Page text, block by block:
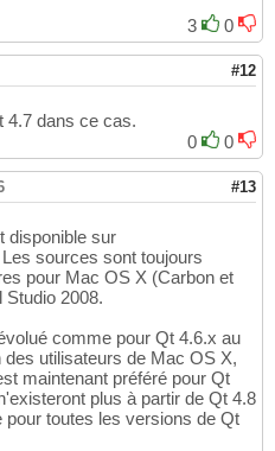
3
0
#12
4.7 dans ce cas.
0
0
#13
disponible sur
sources sont toujours
pour Mac OS X (Carbon et
2008.
comme pour Qt 4.6.x au
utilisateurs de Mac OS X,
maintenant préféré pour Qt
plus à partir de Qt 4.8
toutes les versions de Qt